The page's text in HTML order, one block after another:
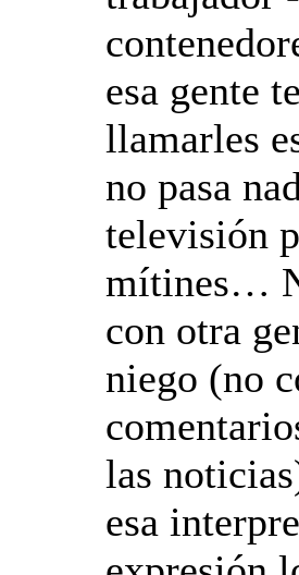
esa gente
llamarles
no pasa
televisión
mítines…
con otra
niego (no
las
esa